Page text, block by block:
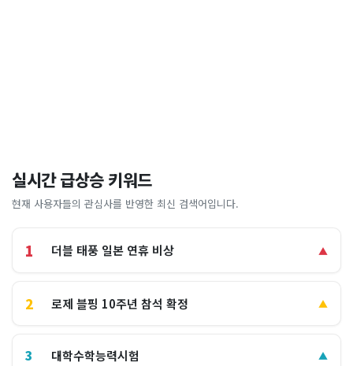
실시간 급상승 키워드
현재 사용자들의 관심사를 반영한 최신 검색어입니다.
1 더블 태풍 일본 연휴 비상 ▲
2 로제 블핑 10주년 참석 확정 ▲
3 대학수학능력시험 ▲